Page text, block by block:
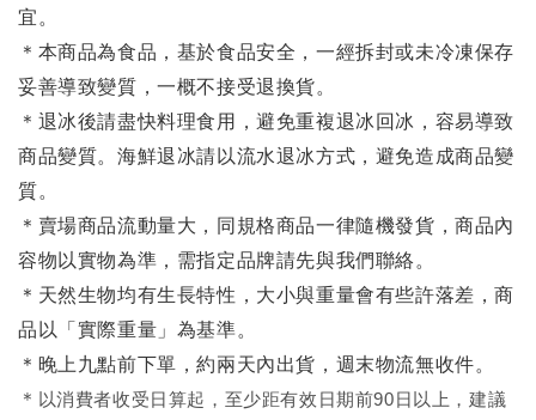
宜。
＊本商品為食品，基於食品安全，一經拆封或未冷凍保存
妥善導致變質，一概不接受退換貨。
＊退冰後請盡快料理食用，避免重複退冰回冰，容易導致
商品變質。海鮮退冰請以流水退冰方式，避免造成商品變
質。
＊賣場商品流動量大，同規格商品一律隨機發貨，商品內
容物以實物為準，需指定品牌請先與我們聯絡。
＊天然生物均有生長特性，大小與重量會有些許落差，商
品以「實際重量」為基準。
＊晚上九點前下單，約兩天內出貨，週末物流無收件。
＊ 以消費者收受日算起，至少距有效日期前90日以上，建議